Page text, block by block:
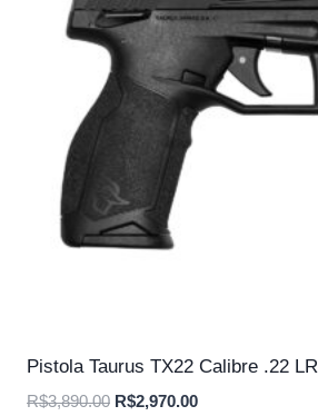
Pistola Taurus TX22 Calibre .22 LR
R$3,890.00 O
R$2,970.00O